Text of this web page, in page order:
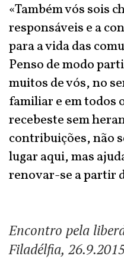
«Também vós sois
responsáveis e a
para a vida das
Penso de modo
muitos de vós, no
familiar e em todos
recebeste sem
contribuições, não
lugar aqui, mas
renovar-se a partir
Encontro pela
Filadélfia,